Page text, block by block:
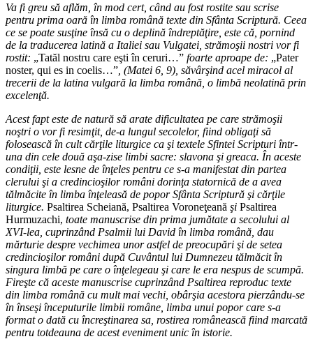
Va fi greu să aflăm, în mod cert, când au fost rostite sau scrise
pentru prima oară în limba română texte din Sfânta Scriptură. Ceea
ce se poate susţine însă cu o deplină îndreptăţire, este că, pornind
de la traducerea latină a Italiei sau Vulgatei, strămoşii nostri vor fi
rostit: „Tatăl nostru care eşti în ceruri…” foarte aproape de: „Pater
noster, qui es in coelis…” , (Matei 6, 9), săvârşind acel miracol al
trecerii de la latina vulgară la limba română, o limbă neolatină prin
excelenţă.
Acest fapt este de natură să arate dificultatea pe care strămoşii
noştri o vor fi resimţit, de-a lungul secolelor, fiind obligaţi să
folosească în cult cărţile liturgice ca şi textele Sfintei Scripturi într-
una din cele două aşa-zise limbi sacre: slavona şi greaca. În aceste
condiţii, este lesne de înţeles pentru ce s-a manifestat din partea
clerului şi a credincioşilor români dorinţa statornică de a avea
tălmăcite în limba înţeleasă de popor Sfânta Scriptură şi cărţile
liturgice. Psaltirea Scheiană, Psaltirea Voroneţeană şi Psaltirea
Hurmuzachi, toate manuscrise din prima jumătate a secolului al
XVI-lea, cuprinzând Psalmii lui David în limba română, dau
mărturie despre vechimea unor astfel de preocupări şi de setea
credincioşilor români după Cuvântul lui Dumnezeu tălmăcit în
singura limbă pe care o înţelegeau şi care le era nespus de scumpă.
Fireşte că aceste manuscrise cuprinzând Psaltirea reproduc texte
din limba română cu mult mai vechi, obârşia acestora pierzându-se
în înseşi începuturile limbii române, limba unui popor care s-a
format o dată cu încreştinarea sa, rostirea românească fiind marcată
pentru totdeauna de acest eveniment unic în istorie.